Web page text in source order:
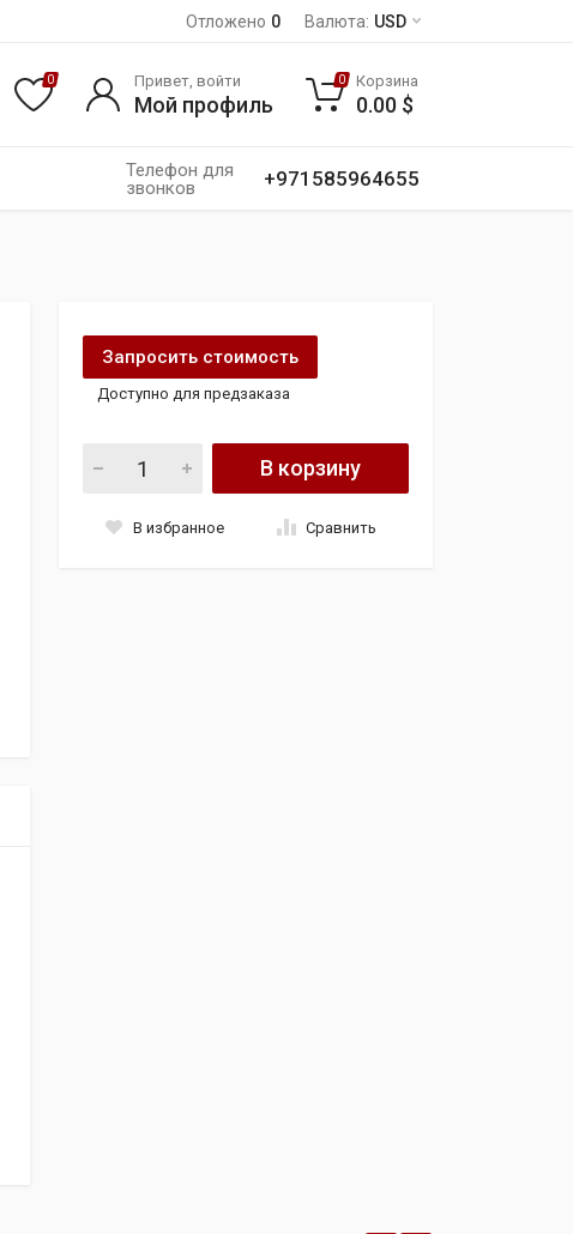
Отложено 0 Валюта: USD
Телефон для
звонков
+971585964655
0 Привет, войти
Мой профиль
0 Корзина
0.00 $
Запросить стоимость
Доступно для предзаказа
Рулевая рейка BMW F30 F32 F20 X-DRIVE 4X4 quantity
В корзину
В избранное Сравнить